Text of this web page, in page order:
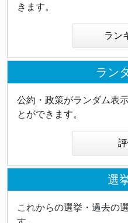
きます。
ラン
ラン
公約・政策がランダム表
とができます。
選
これからの選挙・過去の